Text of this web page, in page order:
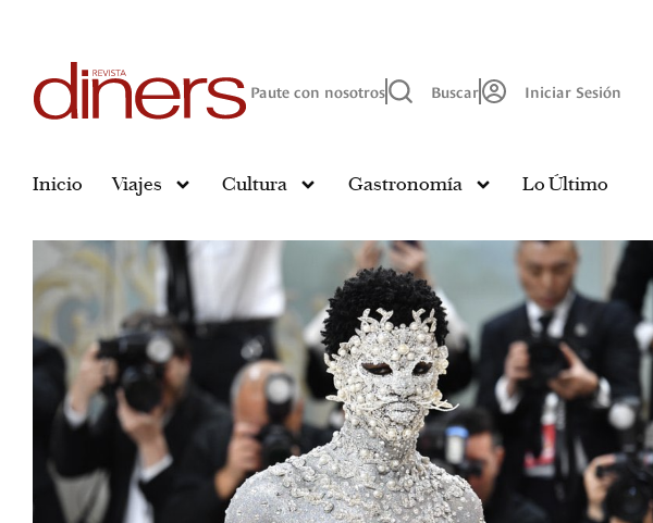
Paute con nosotros Buscar Iniciar Sesión
Inicio Viajes Cultura Gastronomía Lo Último